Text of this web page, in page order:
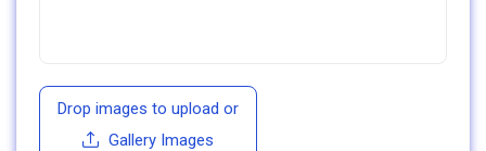
Drop images to upload or
Gallery Images